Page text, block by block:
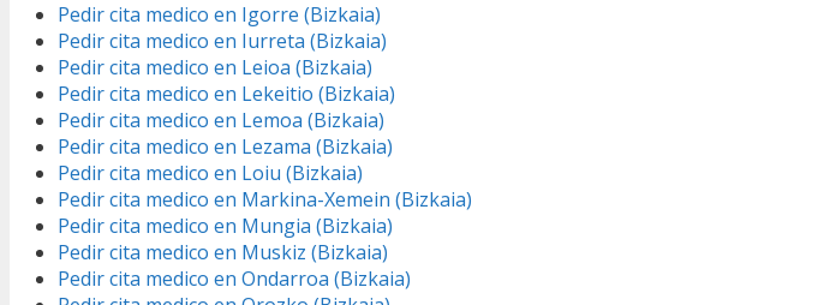
Pedir cita medico en Igorre (Bizkaia)
Pedir cita medico en Iurreta (Bizkaia)
Pedir cita medico en Leioa (Bizkaia)
Pedir cita medico en Lekeitio (Bizkaia)
Pedir cita medico en Lemoa (Bizkaia)
Pedir cita medico en Lezama (Bizkaia)
Pedir cita medico en Loiu (Bizkaia)
Pedir cita medico en Markina-Xemein (Bizkaia)
Pedir cita medico en Mungia (Bizkaia)
Pedir cita medico en Muskiz (Bizkaia)
Pedir cita medico en Ondarroa (Bizkaia)